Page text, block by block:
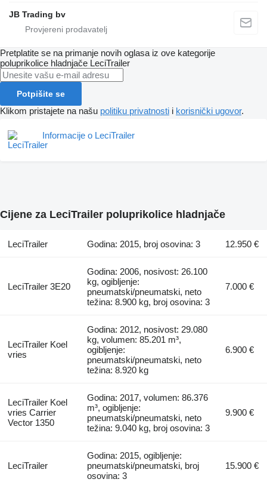
JB Trading bv
Pretplatite se na primanje novih oglasa iz ove kategorije
poluprikolice hladnjače LeciTrailer
Potpišite se
Klikom pristajete na našu politiku privatnosti i korisnički ugovor.
Informacije o LeciTrailer
Cijene za LeciTrailer poluprikolice hladnjače
LeciTrailer Godina: 2015, broj osovina: 3 12.950 €
LeciTrailer 3E20
Godina: 2006, nosivost: 26.100
kg, ogibljenje:
pneumatski/pneumatski, neto
težina: 8.900 kg, broj osovina: 3
7.000 €
LeciTrailer Koel
vries
Godina: 2012, nosivost: 29.080
kg, volumen: 85.201 m³,
ogibljenje:
pneumatski/pneumatski, neto
težina: 8.920 kg
6.900 €
LeciTrailer Koel
vries Carrier
Vector 1350
Godina: 2017, volumen: 86.376
m³, ogibljenje:
pneumatski/pneumatski, neto
težina: 9.040 kg, broj osovina: 3
9.900 €
LeciTrailer
Godina: 2015, ogibljenje:
pneumatski/pneumatski, broj
osovina: 3
15.900 €